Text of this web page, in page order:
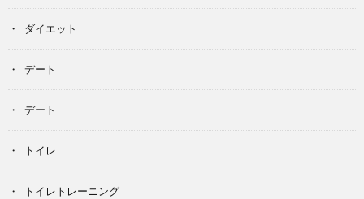
ダイエット
デート
デート
トイレ
トイレトレーニング